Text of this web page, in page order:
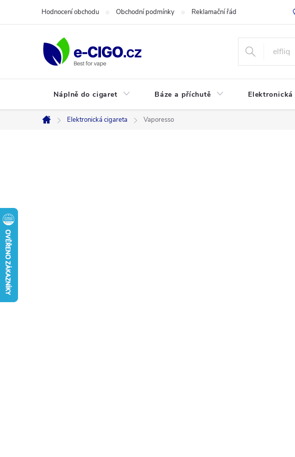
Hodnocení obchodu Obchodní podmínky Reklamační řád
Náplně do cigaret Báze a příchutě Elektronická
Domů
Elektronická cigareta Vaporesso